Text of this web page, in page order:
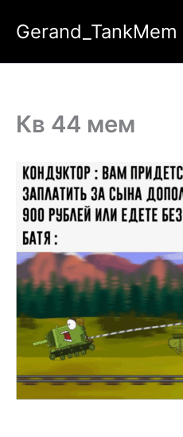
Gerand_TankMem
Кв 44 мем